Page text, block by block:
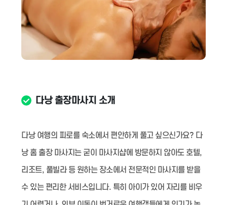
다낭 출장마사지 소개
다낭 여행의 피로를 숙소에서 편안하게 풀고 싶으신가요? 다
낭 홈 출장 마사지는 굳이 마사지샵에 방문하지 않아도 호텔,
리조트, 풀빌라 등 원하는 장소에서 전문적인 마사지를 받을
수 있는 편리한 서비스입니다. 특히 아이가 있어 자리를 비우